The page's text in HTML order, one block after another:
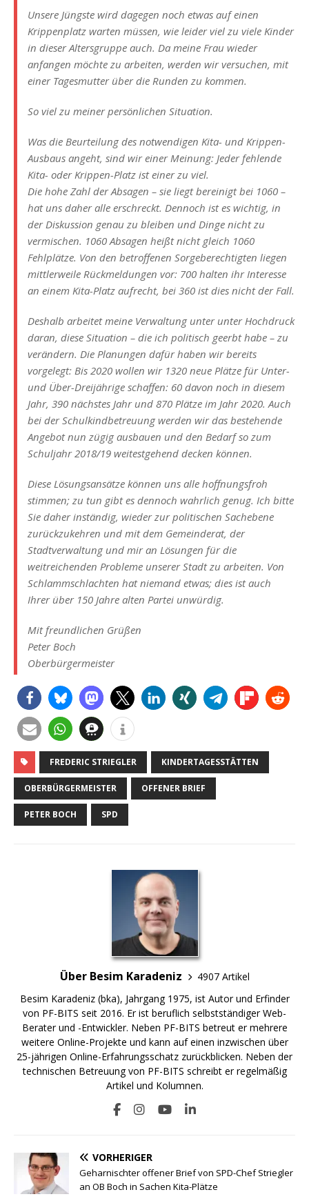
Unsere Jüngste wird dagegen noch etwas auf einen
Krippenplatz warten müssen, wie leider viel zu viele Kinder
in dieser Altersgruppe auch. Da meine Frau wieder
anfangen möchte zu arbeiten, werden wir versuchen, mit
einer Tagesmutter über die Runden zu kommen.
So viel zu meiner persönlichen Situation.
Was die Beurteilung des notwendigen Kita- und Krippen-
Ausbaus angeht, sind wir einer Meinung: Jeder fehlende
Kita- oder Krippen-Platz ist einer zu viel.
Die hohe Zahl der Absagen – sie liegt bereinigt bei 1060 –
hat uns daher alle erschreckt. Dennoch ist es wichtig, in
der Diskussion genau zu bleiben und Dinge nicht zu
vermischen. 1060 Absagen heißt nicht gleich 1060
Fehlplätze. Von den betroffenen Sorgeberechtigten liegen
mittlerweile Rückmeldungen vor: 700 halten ihr Interesse
an einem Kita-Platz aufrecht, bei 360 ist dies nicht der Fall.
Deshalb arbeitet meine Verwaltung unter unter Hochdruck
daran, diese Situation – die ich politisch geerbt habe – zu
verändern. Die Planungen dafür haben wir bereits
vorgelegt: Bis 2020 wollen wir 1320 neue Plätze für Unter-
und Über-Dreijährige schaffen: 60 davon noch in diesem
Jahr, 390 nächstes Jahr und 870 Plätze im Jahr 2020. Auch
bei der Schulkindbetreuung werden wir das bestehende
Angebot nun zügig ausbauen und den Bedarf so zum
Schuljahr 2018/19 weitestgehend decken können.
Diese Lösungsansätze können uns alle hoffnungsfroh
stimmen; zu tun gibt es dennoch wahrlich genug. Ich bitte
Sie daher inständig, wieder zur politischen Sachebene
zurückzukehren und mit dem Gemeinderat, der
Stadtverwaltung und mir an Lösungen für die
weitreichenden Probleme unserer Stadt zu arbeiten. Von
Schlammschlachten hat niemand etwas; dies ist auch
Ihrer über 150 Jahre alten Partei unwürdig.
Mit freundlichen Grüßen
Peter Boch
Oberbürgermeister
FREDERIC STRIEGLER KINDERTAGESSTÄTTEN
OBERBÜRGERMEISTER OFFENER BRIEF
PETER BOCH SPD
Über Besim Karadeniz
4907 Artikel
Besim Karadeniz (bka), Jahrgang 1975, ist Autor und Erfinder
von PF-BITS seit 2016. Er ist beruflich selbstständiger Web-
Berater und -Entwickler. Neben PF-BITS betreut er mehrere
weitere Online-Projekte und kann auf einen inzwischen über
25-jährigen Online-Erfahrungsschatz zurückblicken. Neben der
technischen Betreuung von PF-BITS schreibt er regelmäßig
Artikel und Kolumnen.
VORHERIGER
Geharnischter offener Brief von SPD-Chef Striegler
an OB Boch in Sachen Kita-Plätze